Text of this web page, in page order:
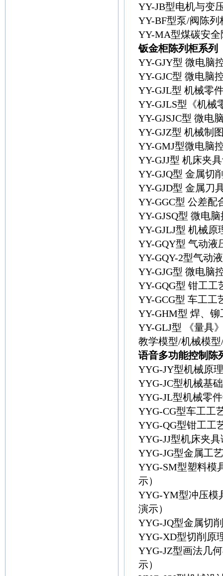
YY-JB型电机与变
YY-BF型泵/阀陈列
YY-MA型煤碳安全
钣金柜陈列柜系列
YY-GJY型 微电脑
YY-GJC型 微电脑
YY-GJL型 机械零
YY-GJLS型《机械
YY-GJSJC型 微电
YY-GJZ型 机械制
YY-GMJ型微电脑
YY-GJJ型 机床夹
YY-GJQ型 金属切
YY-GJD型 金属刀
YY-GGC型 公差配
YY-GJSQ型 微电
YY-GJLJ型 机械
YY-GQY型 气动液
YY-GQY-2型气动
YY-GJG型 微电脑
YY-GQG型 钳工
YY-GCG型 车工工
YY-GHM型 焊、
YY-GLJ型 《量具
教学模型/机械模
语音多功能控制陈
YYG-JY型机械原
YYG-JC型机械基
YYG-JL型机械零
YYG-CG型车工工
YYG-QG型钳工工
YYG-JJ型机床夹
YYG-JG型金属工
YYG-SM型塑料模
示）
YYG-YM型冲压模
演示）
YYG-JQ型金属切
YYG-XD型切削原
YYG-JZ型画法几
示）